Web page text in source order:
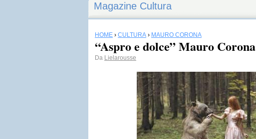
Magazine Cultura
HOME › CULTURA › MAURO CORONA
“Aspro e dolce” Mauro Corona
Da Lielarousse